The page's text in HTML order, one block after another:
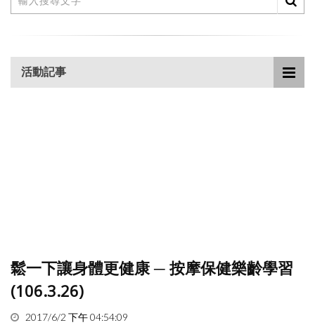
活動記事
鬆一下讓身體更健康 ─ 按摩保健樂齡學習
(106.3.26)
2017/6/2 下午 04:54:09